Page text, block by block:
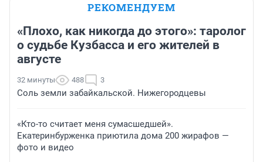
РЕКОМЕНДУЕМ
«Плохо, как никогда до этого»: таролог
о судьбе Кузбасса и его жителей в
августе
32 минуты 488 3
Соль земли забайкальской. Нижегородцевы
«Кто-то считает меня сумасшедшей».
Екатеринбурженка приютила дома 200 жирафов —
фото и видео